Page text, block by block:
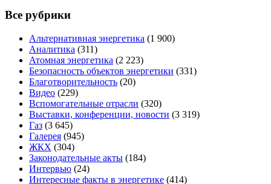
Все рубрики
Альтернативная энергетика (1 900)
Аналитика (311)
Атомная энергетика (2 223)
Безопасность объектов энергетики (331)
Благотворительность (20)
Видео (229)
Вспомогательные отрасли (320)
Выставки, конференции, новости (3 319)
Газ (3 645)
Галерея (945)
ЖКХ (304)
Законодательные акты (184)
Интервью (24)
Интересные факты в энергетике (414)